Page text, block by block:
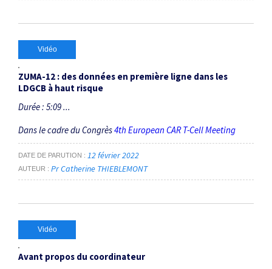
Vidéo
ZUMA-12 : des données en première ligne dans les
LDGCB à haut risque
Durée : 5:09 ...
Dans le cadre du Congrès4th European CAR T-Cell Meeting
DATE DE PARUTION 12 février 2022
AUTEUR Pr Catherine THIEBLEMONT
Vidéo
Avant propos du coordinateur